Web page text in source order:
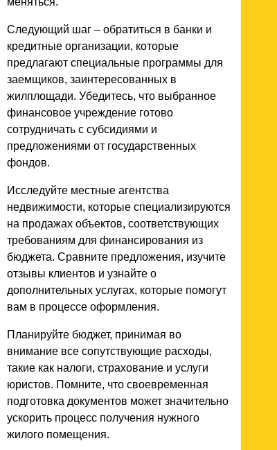
Следующий шаг – обратиться в банки и
кредитные организации, которые
предлагают специальные программы для
заемщиков, заинтересованных в
жилплощади. Убедитесь, что выбранное
финансовое учреждение готово
сотрудничать с субсидиями и
предложениями от государственных
фондов.
Исследуйте местные агентства
недвижимости, которые специализируются
на продажах объектов, соответствующих
требованиям для финансирования из
бюджета. Сравните предложения, изучите
отзывы клиентов и узнайте о
дополнительных услугах, которые помогут
вам в процессе оформления.
Планируйте бюджет, принимая во
внимание все сопутствующие расходы,
такие как налоги, страхование и услуги
юристов. Помните, что своевременная
подготовка документов может значительно
ускорить процесс получения нужного
жилого помещения.